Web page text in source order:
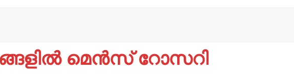
മെന്‍സ് റോസറി